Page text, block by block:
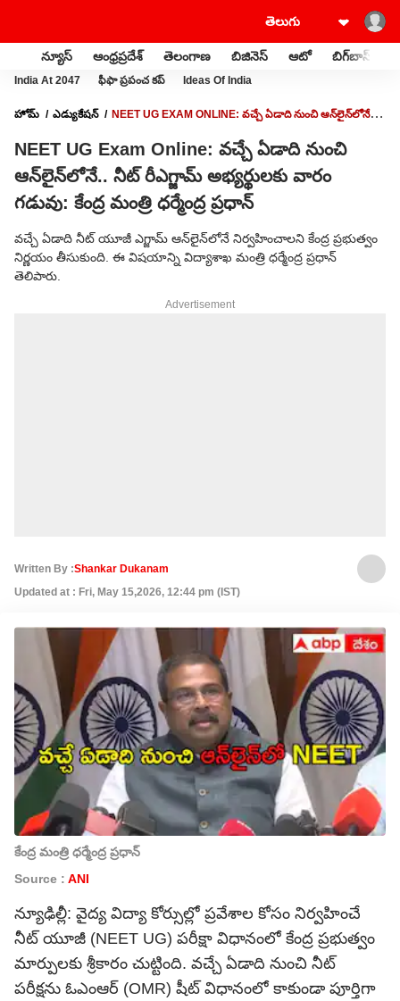
న్యూస్ ఆంధ్రప్రదేశ్ తెలంగాణ బిజినెస్ ఆటో బిగ్‌బాస్
India At 2047 ఫీఫా ప్రపంచ కప్ Ideas Of India
హోమ్ ఎడ్యుకేషన్
NEET UG EXAM ONLINE: వచ్చే ఏడాది నుంచి ఆన్‌లైన్‌లోనే..
NEET UG Exam Online: వచ్చే ఏడాది నుంచి
ఆన్‌లైన్‌లోనే.. నీట్ రీఎగ్జామ్ అభ్యర్థులకు వారం
గడువు: కేంద్ర మంత్రి ధర్మేంద్ర ప్రధాన్
వచ్చే ఏడాది నీట్ యూజీ ఎగ్జామ్ ఆన్‌లైన్‌లోనే నిర్వహించాలని కేంద్ర ప్రభుత్వం
నిర్ణయం తీసుకుంది. ఈ విషయాన్ని విద్యాశాఖ మంత్రి ధర్మేంద్ర ప్రధాన్
తెలిపారు.
Advertisement
Written By :Shankar Dukanam
Updated at : Fri, May 15,2026, 12:44 pm (IST)
కేంద్ర మంత్రి ధర్మేంద్ర ప్రధాన్
Source : ANI
న్యూఢిల్లీ: వైద్య విద్యా కోర్సుల్లో ప్రవేశాల కోసం నిర్వహించే
నీట్ యూజీ (NEET UG) పరీక్షా విధానంలో కేంద్ర ప్రభుత్వం
మార్పులకు శ్రీకారం చుట్టింది. వచ్చే ఏడాది నుంచి నీట్
పరీక్షను ఓఎంఆర్ (OMR) షీట్ విధానంలో కాకుండా పూర్తిగా